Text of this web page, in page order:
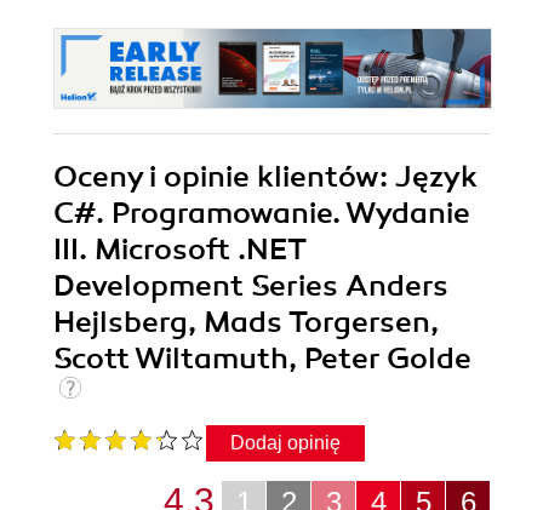
Oceny i opinie klientów: Język
C#. Programowanie. Wydanie
III. Microsoft .NET
Development Series Anders
Hejlsberg, Mads Torgersen,
Scott Wiltamuth, Peter Golde
Dodaj opinię
6
5
4
3
2
1
4.3